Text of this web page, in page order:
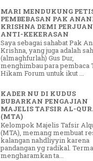
MARI MENDUKUNG
PEMBEBASAN PAK
KRISHNA DEMI
ANTI-KEKERASAN
Saya sebagai sahabat Pak
Krishna, yang juga adalah
(almaghfurlah) Gus Dur,
menghimbau para pembaca
Hikam Forum untuk ikut ...
KADER NU DI KUDUS
BUBARKAN PENGAJIAN
MAJELIS TAFSIR AL-
(MTA)
Kelompok Majelis Tafsir
(MTA), memang membuat
kalangan nahdliyyin karena
pandangan yg radikal.
mengharamkan ta...